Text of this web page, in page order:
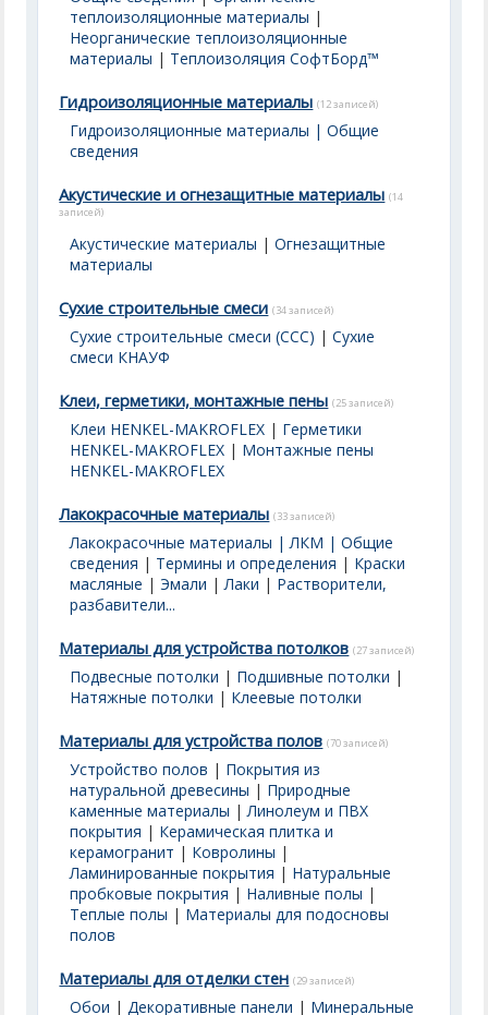
теплоизоляционные материалы |
Неорганические теплоизоляционные
материалы | Теплоизоляция СофтБорд™
Гидроизоляционные материалы (12 записей)
Гидроизоляционные материалы | Общие
сведения
Акустические и огнезащитные материалы (14
записей)
Акустические материалы |Огнезащитные
материалы
Сухие строительные смеси (34 записей)
Сухие строительные смеси (ССС) |Сухие
смеси КНАУФ
Клеи, герметики, монтажные пены (25 записей)
Клеи HENKEL-MAKROFLEX | Герметики
HENKEL-MAKROFLEX | Монтажные пены
HENKEL-MAKROFLEX
Лакокрасочные материалы (33 записей)
Лакокрасочные материалы | ЛКМ | Общие
сведения | Термины и определения | Краски
масляные |Эмали |Лаки | Растворители,
разбавители...
Материалы для устройства потолков (27 записей)
Подвесные потолки | Подшивные потолки |
Натяжные потолки | Клеевые потолки
Материалы для устройства полов (70 записей)
Устройство полов | Покрытия из
натуральной древесины | Природные
каменные материалы |Линолеум и ПВХ
покрытия | Керамическая плитка и
керамогранит | Ковролины |
Ламинированные покрытия | Натуральные
пробковые покрытия | Наливные полы |
Теплые полы | Материалы для подосновы
полов
Материалы для отделки стен (29 записей)
Обои |Декоративные панели | Минеральные